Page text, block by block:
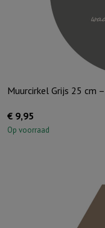
Muurcirkel Grijs 25 cm
€ 9,95
Op voorraad